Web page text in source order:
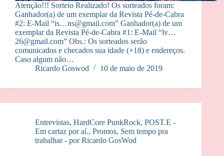
Atenção!!! Sorteio Realizado! Os sorteados foram:
Ganhador(a) de um exemplar da Revista Pé-de-Cabra
#2: E-Mail “is…ns@gmail.com” Ganhador(a) de um
exemplar da Revista Pé-de-Cabra #1: E-Mail “lv…
26@gmail.com” Obs.: Os sorteados serão
comunicados e checados sua idade (+18) e endereços.
Caso algum não…
Ricardo Goswod
10 de maio de 2019
Entrevistas, HardCore PunkRock, POST.E -
Em cartaz por aí., Promos, Sem tempo pra
trabalhar - por Ricardo GosWod